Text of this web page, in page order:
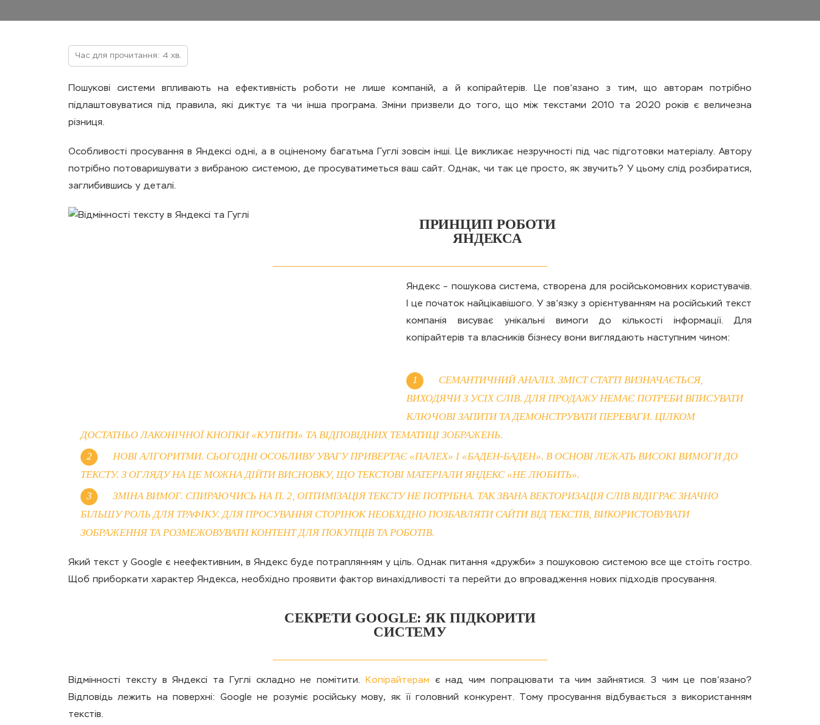
Час для прочитання: 4 хв.
Пошукові системи впливають на ефективність роботи не лише компаній, а й копірайтерів. Це пов’язано з тим, що авторам потрібно
підлаштовуватися під правила, які диктує та чи інша програма. Зміни призвели до того, що між текстами 2010 та 2020 років є величезна
різниця.
Особливості просування в Яндексі одні, а в оціненому багатьма Гуглі зовсім інші. Це викликає незручності під час підготовки матеріалу. Автору
потрібно потоваришувати з вибраною системою, де просуватиметься ваш сайт. Однак, чи так це просто, як звучить? У цьому слід розбиратися,
заглибившись у деталі.
ПРИНЦИП РОБОТИ
ЯНДЕКСА
Яндекс – пошукова система, створена для російськомовних користувачів.
І це початок найцікавішого. У зв’язку з орієнтуванням на російський текст
компанія висуває унікальні вимоги до кількості інформації. Для
копірайтерів та власників бізнесу вони виглядають наступним чином:
СЕМАНТИЧНИЙ АНАЛІЗ. ЗМІСТ СТАТТІ ВИЗНАЧАЄТЬСЯ,
ВИХОДЯЧИ З УСІХ СЛІВ. ДЛЯ ПРОДАЖУ НЕМАЄ ПОТРЕБИ ВПИСУВАТИ
КЛЮЧОВІ ЗАПИТИ ТА ДЕМОНСТРУВАТИ ПЕРЕВАГИ. ЦІЛКОМ
ДОСТАТНЬО ЛАКОНІЧНОЇ КНОПКИ «КУПИТИ» ТА ВІДПОВІДНИХ ТЕМАТИЦІ ЗОБРАЖЕНЬ.
НОВІ АЛГОРИТМИ. СЬОГОДНІ ОСОБЛИВУ УВАГУ ПРИВЕРТАЄ «ПАЛЕХ» І «БАДЕН-БАДЕН». В ОСНОВІ ЛЕЖАТЬ ВИСОКІ ВИМОГИ ДО
ТЕКСТУ. З ОГЛЯДУ НА ЦЕ МОЖНА ДІЙТИ ВИСНОВКУ, ЩО ТЕКСТОВІ МАТЕРІАЛИ ЯНДЕКС «НЕ ЛЮБИТЬ».
ЗМІНА ВИМОГ. СПИРАЮЧИСЬ НА П. 2, ОПТИМІЗАЦІЯ ТЕКСТУ НЕ ПОТРІБНА. ТАК ЗВАНА ВЕКТОРИЗАЦІЯ СЛІВ ВІДІГРАЄ ЗНАЧНО
БІЛЬШУ РОЛЬ ДЛЯ ТРАФІКУ. ДЛЯ ПРОСУВАННЯ СТОРІНОК НЕОБХІДНО ПОЗБАВЛЯТИ САЙТИ ВІД ТЕКСТІВ, ВИКОРИСТОВУВАТИ
ЗОБРАЖЕННЯ ТА РОЗМЕЖОВУВАТИ КОНТЕНТ ДЛЯ ПОКУПЦІВ ТА РОБОТІВ.
Який текст у Google є неефективним, в Яндекс буде потраплянням у ціль. Однак питання «дружби» з пошуковою системою все ще стоїть гостро.
Щоб приборкати характер Яндекса, необхідно проявити фактор винахідливості та перейти до впровадження нових підходів просування.
СЕКРЕТИ GOOGLE: ЯК ПІДКОРИТИ
СИСТЕМУ
Відмінності тексту в Яндексі та Гуглі складно не помітити. Копірайтерам є над чим попрацювати та чим зайнятися. З чим це пов’язано?
Відповідь лежить на поверхні: Google не розуміє російську мову, як її головний конкурент. Тому просування відбувається з використанням
текстів.